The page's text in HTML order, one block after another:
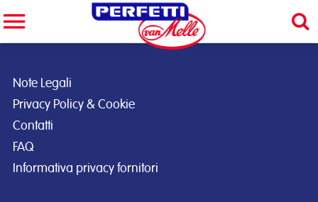
Note Legali
Privacy Policy & Cookie
Contatti
FAQ
Informativa privacy fornitori